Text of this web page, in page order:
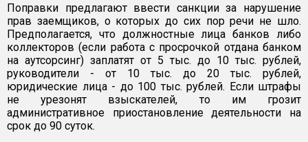
Поправки предлагают ввести санкции за нарушение
прав заемщиков, о которых до сих пор речи не шло.
Предполагается, что должностные лица банков либо
коллекторов (если работа с просрочкой отдана банком
на аутсорсинг) заплатят от 5 тыс. до 10 тыс. рублей,
руководители - от 10 тыс. до 20 тыс. рублей,
юридические лица - до 100 тыс. рублей. Если штрафы
не урезонят взыскателей, то им грозит
административное приостановление деятельности на
срок до 90 суток.